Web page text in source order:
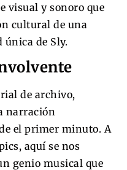
visual y sonoro que
cultural de una
de Sly.
de archivo,
narración
el primer minuto. A
aquí se nos
genio musical que